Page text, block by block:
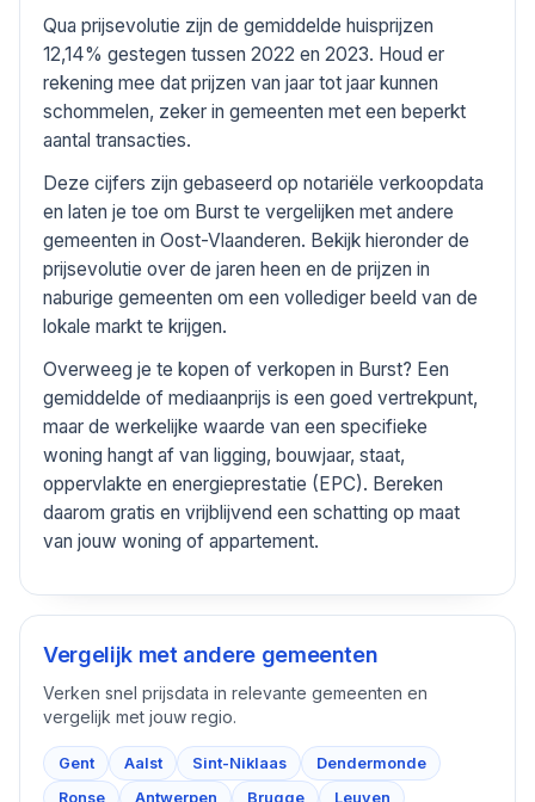
Qua prijsevolutie zijn de gemiddelde huisprijzen
12,14% gestegen tussen 2022 en 2023. Houd er
rekening mee dat prijzen van jaar tot jaar kunnen
schommelen, zeker in gemeenten met een beperkt
aantal transacties.
Deze cijfers zijn gebaseerd op notariële verkoopdata
en laten je toe om Burst te vergelijken met andere
gemeenten in Oost-Vlaanderen. Bekijk hieronder de
prijsevolutie over de jaren heen en de prijzen in
naburige gemeenten om een vollediger beeld van de
lokale markt te krijgen.
Overweeg je te kopen of verkopen in Burst? Een
gemiddelde of mediaanprijs is een goed vertrekpunt,
maar de werkelijke waarde van een specifieke
woning hangt af van ligging, bouwjaar, staat,
oppervlakte en energieprestatie (EPC). Bereken
daarom gratis en vrijblijvend een schatting op maat
van jouw woning of appartement.
Vergelijk met andere gemeenten
Verken snel prijsdata in relevante gemeenten en
vergelijk met jouw regio.
Gent Aalst Sint-Niklaas
Dendermonde
Ronse
Antwerpen Brugge Leuven